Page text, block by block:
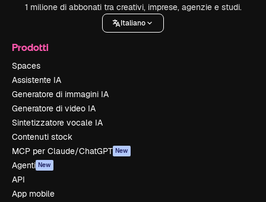
1 milione di abbonati tra creativi, imprese, agenzie e studi.
Italiano
Prodotti
Spaces
Assistente IA
Generatore di immagini IA
Generatore di video IA
Sintetizzatore vocale IA
Contenuti stock
MCP per Claude/ChatGPT New
Agenti New
API
App mobile